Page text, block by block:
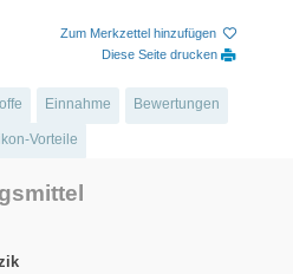
Zum Merkzettel hinzufügen
Diese Seite drucken
Einnahme Bewertungen
Vorteile